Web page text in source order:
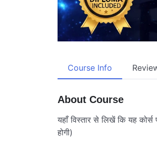
Course Info
About Course
यहाँ विस्तार से लिखें कि यह
होगी)